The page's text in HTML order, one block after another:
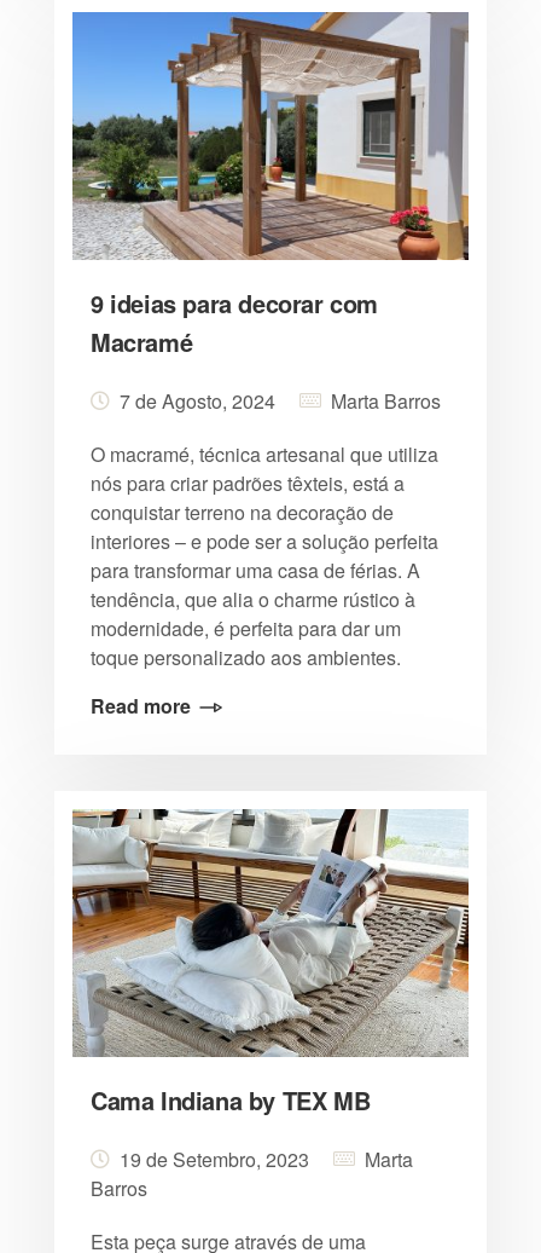
9 ideias para decorar com
Macramé
7 de Agosto, 2024
Marta Barros
O macramé, técnica artesanal que utiliza
nós para criar padrões têxteis, está a
conquistar terreno na decoração de
interiores – e pode ser a solução perfeita
para transformar uma casa de férias. A
tendência, que alia o charme rústico à
modernidade, é perfeita para dar um
toque personalizado aos ambientes.
Read more
Cama Indiana by TEX MB
19 de Setembro, 2023
Marta
Barros
Esta peça surge através de uma